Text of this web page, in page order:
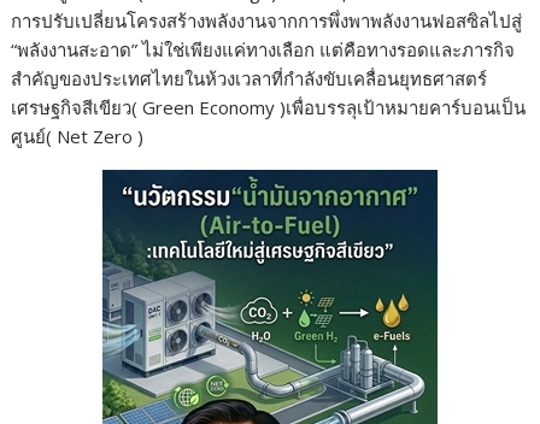
การปรับเปลี่ยนโครงสร้างพลังงานจากการพึ่งพาพลังงานฟอสซิลไปสู่
“พลังงานสะอาด” ไม่ใช่เพียงแค่ทางเลือก แต่คือทางรอดและภารกิจ
สำคัญของประเทศไทยในห้วงเวลาที่กำลังขับเคลื่อนยุทธศาสตร์
เศรษฐกิจสีเขียว( Green Economy )เพื่อบรรลุเป้าหมายคาร์บอนเป็น
ศูนย์( Net Zero )